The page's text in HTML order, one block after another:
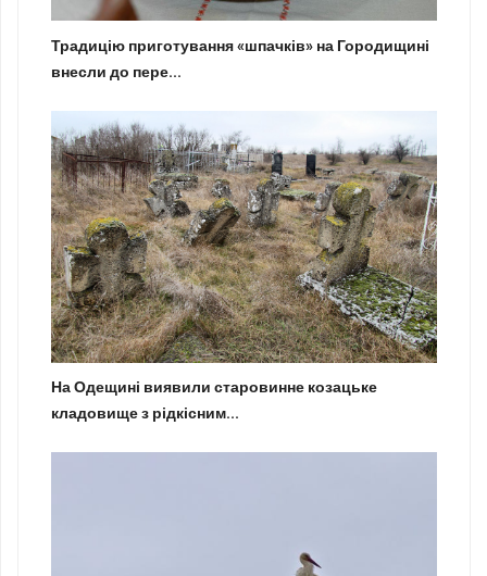
Традицію приготування «шпачків» на Городищині
внесли до пере...
На Одещині виявили старовинне козацьке
кладовище з рідкісним...